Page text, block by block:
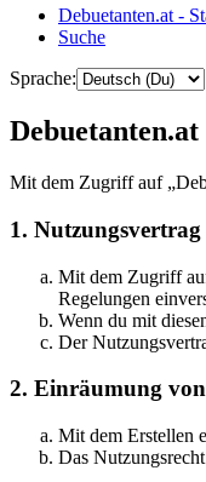
Debuetanten.at -
Suche
Sprache:
Mit dem Zugriff auf
1. Nutzungsvertrag
Mit dem Zugriff
Regelungen
Wenn du mit
Der
2. Einräumung
Mit dem Erstellen
Das